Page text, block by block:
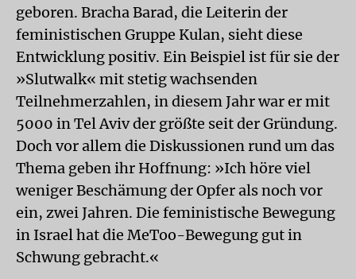
geboren. Bracha Barad, die Leiterin der
feministischen Gruppe Kulan, sieht diese
Entwicklung positiv. Ein Beispiel ist für sie der
»Slutwalk« mit stetig wachsenden
Teilnehmerzahlen, in diesem Jahr war er mit
5000 in Tel Aviv der größte seit der Gründung.
Doch vor allem die Diskussionen rund um das
Thema geben ihr Hoffnung: »Ich höre viel
weniger Beschämung der Opfer als noch vor
ein, zwei Jahren. Die feministische Bewegung
in Israel hat die MeToo-Bewegung gut in
Schwung gebracht.«